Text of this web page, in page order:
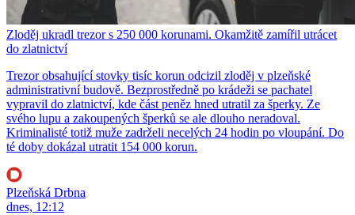
Zloděj ukradl trezor s 250 000 korunami. Okamžitě zamířil utrácet
do zlatnictví
Trezor obsahující stovky tisíc korun odcizil zloděj v plzeňské
administrativní budově. Bezprostředně po krádeži se pachatel
vypravil do zlatnictví, kde část peněz hned utratil za šperky. Ze
svého lupu a zakoupených šperků se ale dlouho neradoval.
Kriminalisté totiž muže zadrželi necelých 24 hodin po vloupání. Do
té doby dokázal utratit 154 000 korun.
Plzeňská Drbna
dnes, 12:12